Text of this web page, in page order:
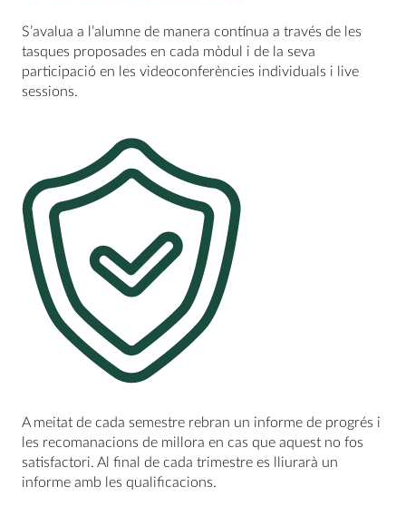
S’avalua a l’alumne de manera contínua a través de les
tasques proposades en cada mòdul i de la seva
participació en les videoconferències individuals i live
sessions.
A meitat de cada semestre rebran un informe de progrés i
les recomanacions de millora en cas que aquest no fos
satisfactori. Al final de cada trimestre es lliurarà un
informe amb les qualificacions.